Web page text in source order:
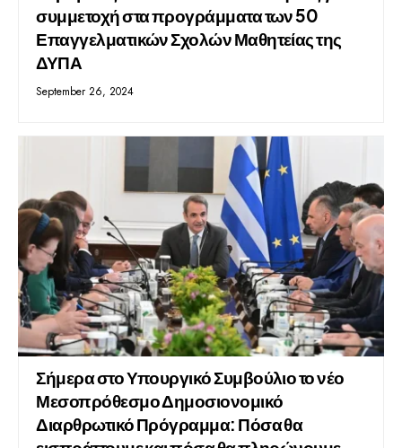
συμμετοχή στα προγράμματα των 50
Επαγγελματικών Σχολών Μαθητείας της
ΔΥΠΑ
September 26, 2024
Σήμερα στο Υπουργικό Συμβούλιο το νέο
Μεσοπρόθεσμο Δημοσιονομικό
Διαρθρωτικό Πρόγραμμα: Πόσα θα